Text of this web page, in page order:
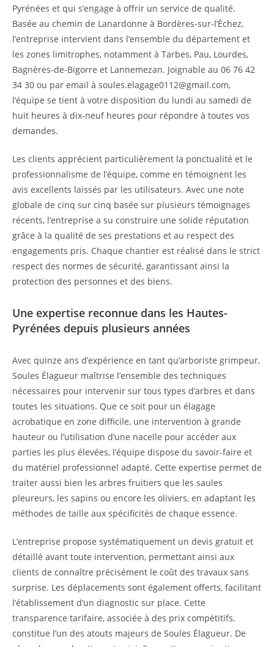
Pyrénées et qui s’engage à offrir un service de qualité.
Basée au chemin de Lanardonne à Bordères-sur-l’Échez,
l’entreprise intervient dans l’ensemble du département et
les zones limitrophes, notamment à Tarbes, Pau, Lourdes,
Bagnères-de-Bigorre et Lannemezan. Joignable au 06 76 42
34 30 ou par email à soules.elagage0112@gmail.com,
l’équipe se tient à votre disposition du lundi au samedi de
huit heures à dix-neuf heures pour répondre à toutes vos
demandes.
Les clients apprécient particulièrement la ponctualité et le
professionnalisme de l’équipe, comme en témoignent les
avis excellents laissés par les utilisateurs. Avec une note
globale de cinq sur cinq basée sur plusieurs témoignages
récents, l’entreprise a su construire une solide réputation
grâce à la qualité de ses prestations et au respect des
engagements pris. Chaque chantier est réalisé dans le strict
respect des normes de sécurité, garantissant ainsi la
protection des personnes et des biens.
Une expertise reconnue dans les Hautes-
Pyrénées depuis plusieurs années
Avec quinze ans d’expérience en tant qu’arboriste grimpeur,
Soules Élagueur maîtrise l’ensemble des techniques
nécessaires pour intervenir sur tous types d’arbres et dans
toutes les situations. Que ce soit pour un élagage
acrobatique en zone difficile, une intervention à grande
hauteur ou l’utilisation d’une nacelle pour accéder aux
parties les plus élevées, l’équipe dispose du savoir-faire et
du matériel professionnel adapté. Cette expertise permet de
traiter aussi bien les arbres fruitiers que les saules
pleureurs, les sapins ou encore les oliviers, en adaptant les
méthodes de taille aux spécificités de chaque essence.
L’entreprise propose systématiquement un devis gratuit et
détaillé avant toute intervention, permettant ainsi aux
clients de connaître précisément le coût des travaux sans
surprise. Les déplacements sont également offerts, facilitant
l’établissement d’un diagnostic sur place. Cette
transparence tarifaire, associée à des prix compétitifs,
constitue l’un des atouts majeurs de Soules Élagueur. De